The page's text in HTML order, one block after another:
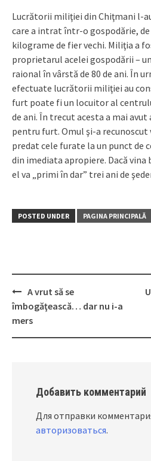
Lucrătorii miliţiei din Chiţmani l-
care a intrat într-o gospodărie, de
kilograme de fier vechi. Miliţia a
proprietarul acelei gospodării –
raional în vârstă de 80 de ani. În
efectuate lucrătorii miliţiei au
furt poate fi un locuitor al
de ani. În trecut acesta a mai
pentru furt. Omul şi-a recunoscut
predat cele furate la un punct de
din imediata apropiere. Dacă
el va „primi în dar” trei ani de
POSTED UNDER PAGINA PRINCIPALĂ
Post
navigation
A vrut să se
îmbogăţească… dar nu i-a
mers
Добавить комментарий
Для отправки
авторизоваться.